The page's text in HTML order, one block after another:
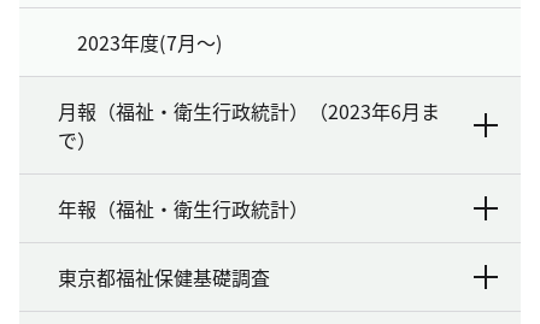
2023年度(7月～)
月報（福祉・衛生行政統計）（2023年6月ま
で）
年報（福祉・衛生行政統計）
東京都福祉保健基礎調査